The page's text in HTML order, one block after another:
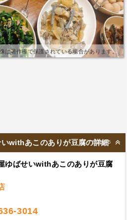
は著作権で保護されている場合があります。
2025/8/5
withあこのありが豆腐の詳細
ゆばせいwithあこのありが豆腐
3014